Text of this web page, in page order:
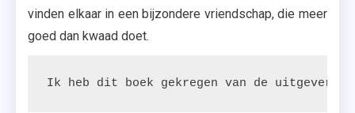
vinden elkaar in een bijzondere vriendschap, die meer
goed dan kwaad doet.
Ik heb dit boek gekregen van de